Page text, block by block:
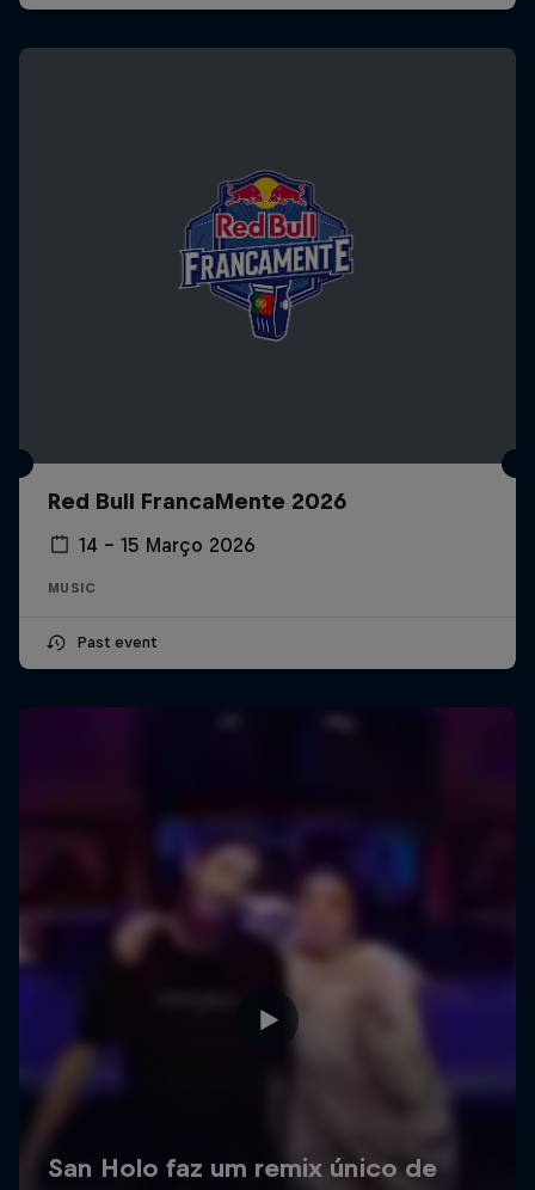
Red Bull FrancaMente 2026
14 – 15 Março 2026
MUSIC
Past event